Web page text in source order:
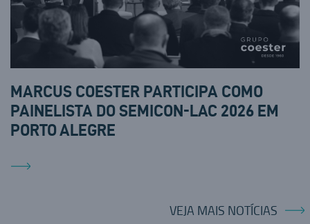
MARCUS COESTER PARTICIPA COMO
PAINELISTA DO SEMICON-LAC 2026 EM
PORTO ALEGRE
VEJA MAIS NOTÍCIAS